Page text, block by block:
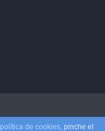
política de cookies, pinche el